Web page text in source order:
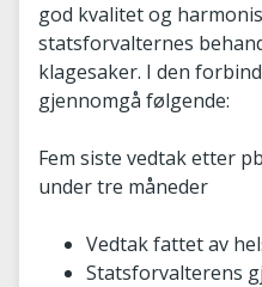
god kvalitet og
statsforvalternes
klagesaker. I den
gjennomgå følgende:
Fem siste vedtak etter
under tre måneder
Vedtak fattet av
Statsforvalterens